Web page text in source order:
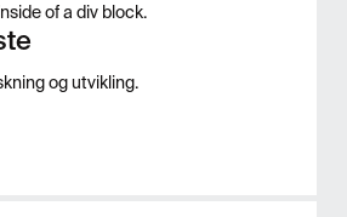
of a div block.
og utvikling.